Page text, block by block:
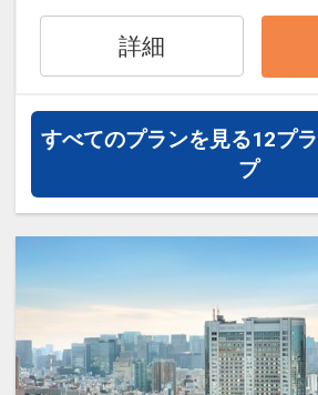
※ご覧のページがどちらか
の項目でご確認のうえ
み下さい。
設定期間：2026年4月1日
31日
17421656
詳細
すべてのプランを見る12プ
プ